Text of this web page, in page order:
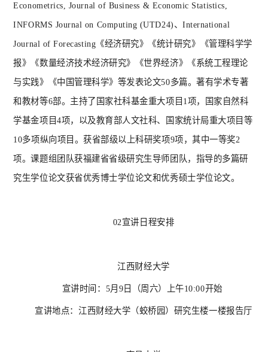
Econometrics, Journal of Business & Economic Statistics,
INFORMS Journal on Computing (UTD24)、International
Journal of Forecasting《经济研究》《统计研究》《管理科学学
报》《数量经济技术经济研究》《世界经济》《系统工程理论
与实践》《中国管理科学》等发表论文50多篇。著有学术专著
和教材等6部。主持了国家社科基金重大项目1项，国家自然科
学基金项目4项，以及教育部人文社科、国家统计局重大项目等
10多项纵向项目。获省部级以上科研奖项9项，其中一等奖2
项。课题组团队获福建省省级研究生导师团队，指导的多篇研
究生学位论文获省优秀博士学位论文和优秀硕士学位论文。
02宣讲日程安排
江西财经大学
宣讲时间： 5月9日（周六）上午10:00开始
宣讲地点：江西财经大学（蛟桥园）研究生楼一楼报告厅